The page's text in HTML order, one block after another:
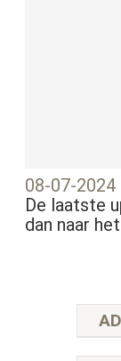
08-07-2024
De laatste
dan naar